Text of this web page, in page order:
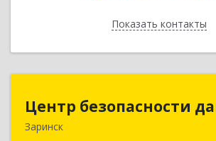
Показать контакты
Назад
Центр безопасности
Заринск
Центр
659100, Алтайский край, Заринск